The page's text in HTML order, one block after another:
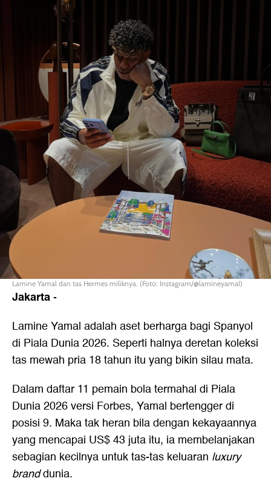
Lamine Yamal dan tas Hermes miliknya. (Foto: Instagram/@lamineyamal)
Jakarta-
Lamine Yamal adalah aset berharga bagi Spanyol
di Piala Dunia 2026. Seperti halnya deretan koleksi
tas mewah pria 18 tahun itu yang bikin silau mata.
Dalam daftar 11 pemain bola termahal di Piala
Dunia 2026 versi Forbes, Yamal bertengger di
posisi 9. Maka tak heran bila dengan kekayaannya
yang mencapai US$ 43 juta itu, ia membelanjakan
sebagian kecilnya untuk tas-tas keluaran luxury
branddunia.